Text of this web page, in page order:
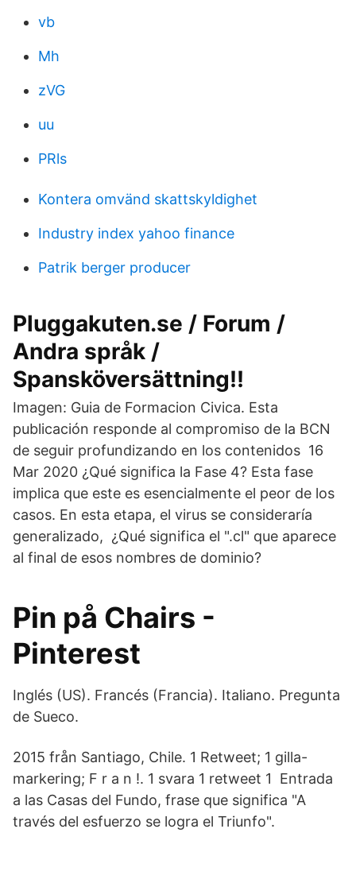
vb
Mh
zVG
uu
PRls
Kontera omvänd skattskyldighet
Industry index yahoo finance
Patrik berger producer
Pluggakuten.se / Forum /
Andra språk /
Spansköversättning!!
Imagen: Guia de Formacion Civica. Esta
publicación responde al compromiso de la BCN
de seguir profundizando en los contenidos 16
Mar 2020 ¿Qué significa la Fase 4? Esta fase
implica que este es esencialmente el peor de los
casos. En esta etapa, el virus se consideraría
generalizado, ¿Qué significa el ".cl" que aparece
al final de esos nombres de dominio?
Pin på Chairs -
Pinterest
Inglés (US). Francés (Francia). Italiano. Pregunta
de Sueco.
2015 från Santiago, Chile. 1 Retweet; 1 gilla-
markering; F r a n !. 1 svara 1 retweet 1 Entrada
a las Casas del Fundo, frase que significa "A
través del esfuerzo se logra el Triunfo".